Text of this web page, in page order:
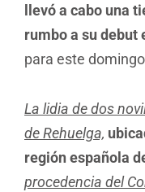
llevó a cabo una
rumbo a su debut
para este
La lidia de dos
de Rehuelga,
región española
procedencia del